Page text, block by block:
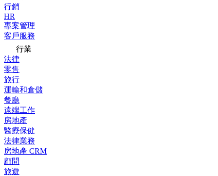
行銷
HR
專案管理
客戶服務
行業
法律
零售
旅行
運輸和倉儲
餐廳
遠端工作
房地產
醫療保健
法律業務
房地產 CRM
顧問
旅遊